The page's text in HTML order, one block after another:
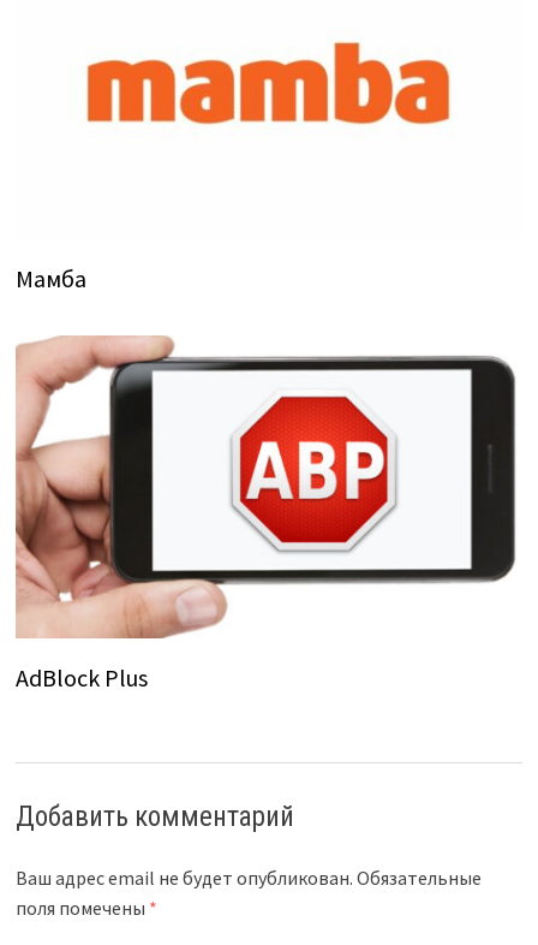
Мамба
AdBlock Plus
Добавить комментарий
Ваш адрес email не будет опубликован. Обязательные
поля помечены *